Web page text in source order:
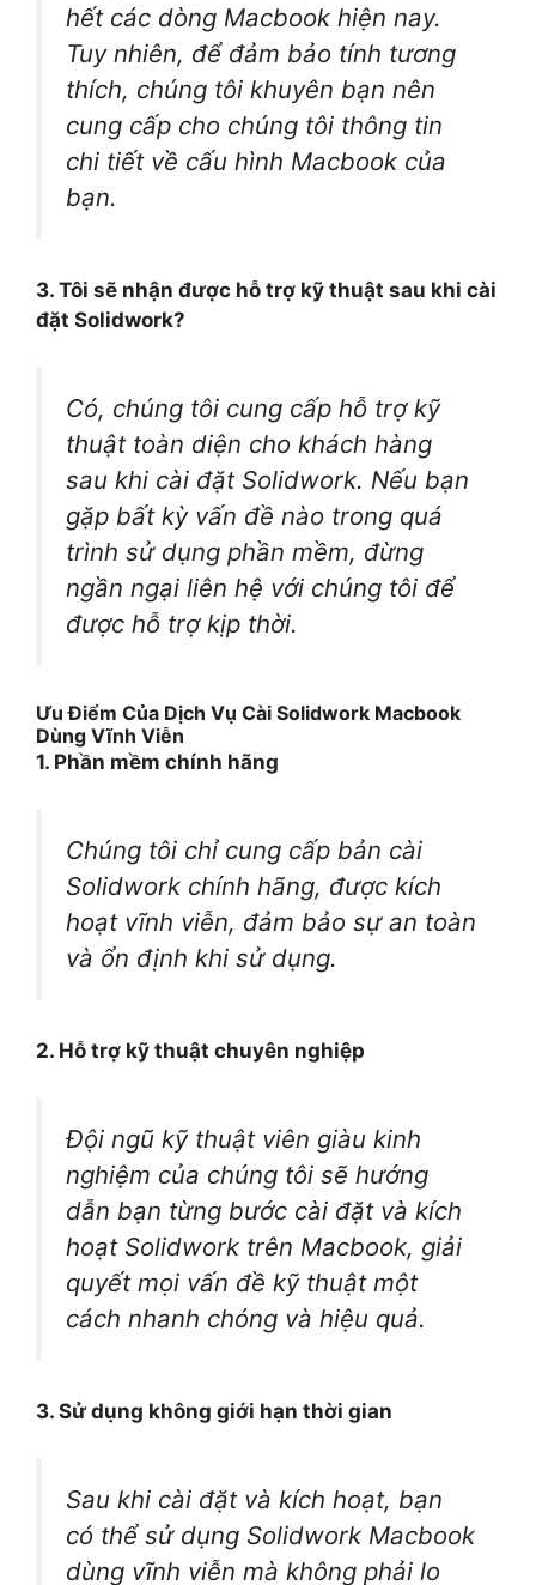
hết các dòng Macbook hiện nay.
Tuy nhiên, để đảm bảo tính tương
thích, chúng tôi khuyên bạn nên
cung cấp cho chúng tôi thông tin
chi tiết về cấu hình Macbook của
bạn.
3. Tôi sẽ nhận được hỗ trợ kỹ thuật sau khi cài
đặt Solidwork?
Có, chúng tôi cung cấp hỗ trợ kỹ
thuật toàn diện cho khách hàng
sau khi cài đặt Solidwork. Nếu bạn
gặp bất kỳ vấn đề nào trong quá
trình sử dụng phần mềm, đừng
ngần ngại liên hệ với chúng tôi để
được hỗ trợ kịp thời.
Ưu Điểm Của Dịch Vụ Cài Solidwork Macbook
Dùng Vĩnh Viễn
1. Phần mềm chính hãng
Chúng tôi chỉ cung cấp bản cài
Solidwork chính hãng, được kích
hoạt vĩnh viễn, đảm bảo sự an toàn
và ổn định khi sử dụng.
2. Hỗ trợ kỹ thuật chuyên nghiệp
Đội ngũ kỹ thuật viên giàu kinh
nghiệm của chúng tôi sẽ hướng
dẫn bạn từng bước cài đặt và kích
hoạt Solidwork trên Macbook, giải
quyết mọi vấn đề kỹ thuật một
cách nhanh chóng và hiệu quả.
3. Sử dụng không giới hạn thời gian
Sau khi cài đặt và kích hoạt, bạn
có thể sử dụng Solidwork Macbook
dùng vĩnh viễn mà không phải lo